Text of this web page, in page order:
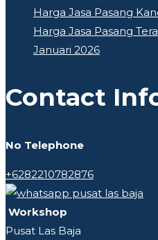
Harga Jasa Pasang
Harga Jasa Pasang
Januari 2026
Contact
No Telephone
+6282210782876
Workshop
Pusat Las Baja